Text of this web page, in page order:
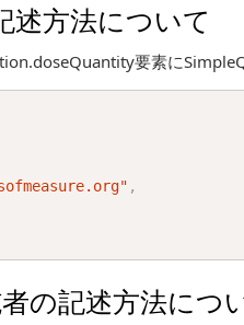
述方法について
要素に
,
の記述方法につ